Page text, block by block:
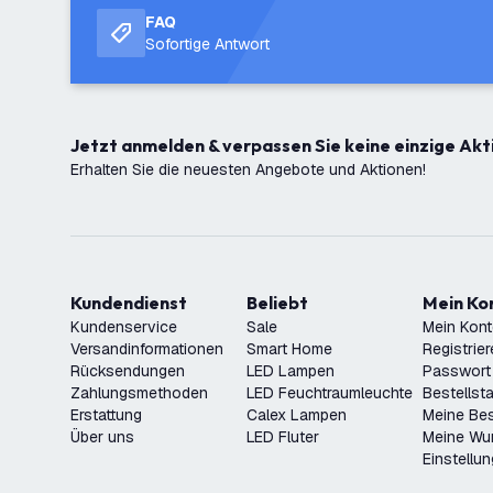
FAQ
Sofortige Antwort
Jetzt anmelden & verpassen Sie keine einzige
Erhalten Sie die neuesten Angebote und Aktionen!
Kundendienst
Kundenservice
Versandinformationen
Rücksendungen
Zahlungsmethoden
Erstattung
Über uns
Beliebt
Sale
Smart Home
LED Lampen
LED Feuchtraumleuchte
Calex Lampen
LED Fluter
Mein
Mein
Meine
Meine